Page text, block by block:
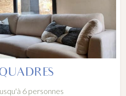
6 personnes